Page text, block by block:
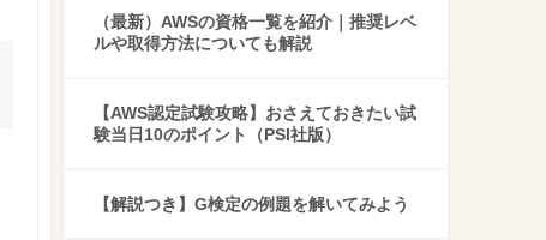
（最新）AWSの資格一覧を紹介｜推奨レベ
ルや取得方法についても解説
【AWS認定試験攻略】おさえておきたい試
験当日10のポイント（PSI社版）
【解説つき】G検定の例題を解いてみよう